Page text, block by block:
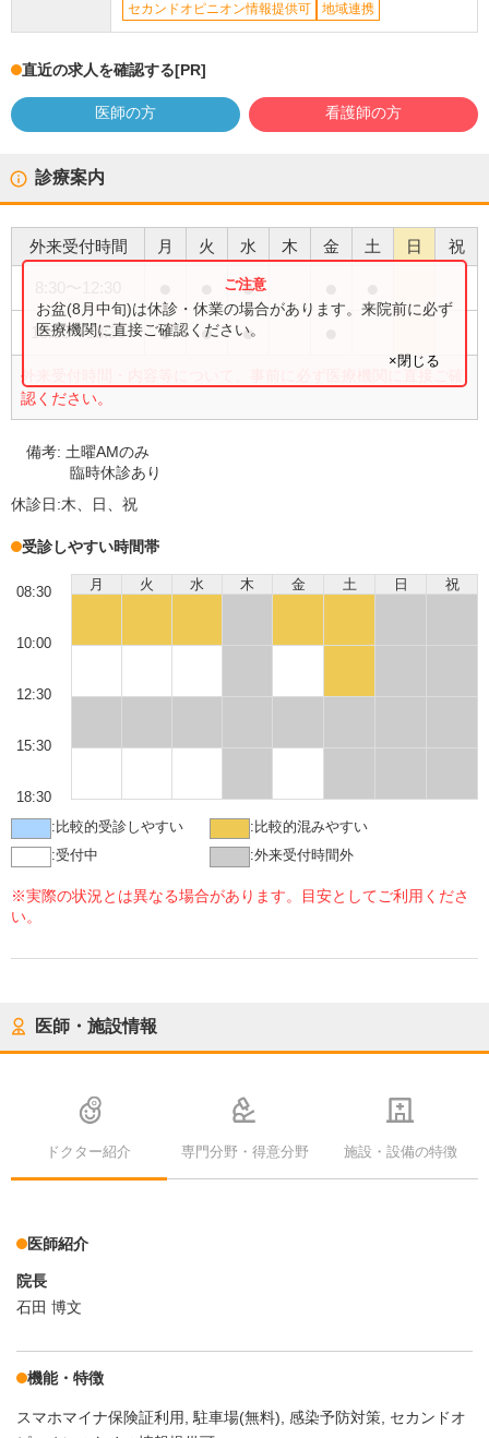
セカンドオピニオン情報提供可
地域連携
直近の求人を確認する[PR]
医師の方 看護師の方
診療案内
外来受付時間 月 火 水 木 金 土 日 祝
●
15:30〜18:30 ● ● ●
外来受付時間・内容等について、事前に必ず医療機関に直接ご確
認ください。
お盆(8月中旬)は休診・休業の場合があります。来院前に必ず
医療機関に直接ご確認ください。
×閉じる
備考: 土曜AMのみ
臨時休診あり
休診日:木、日、祝
受診しやすい時間帯
月 火 水 木 金 土 日 祝
08:30
10:00
12:30
15:30
18:30
: 比較的受診しやすい : 比較的混みやすい
:受付中 :外来受付時間外
※実際の状況とは異なる場合があります。目安としてご利用くださ
い。
医師・施設情報
ドクター紹介 専門分野・得意分野 施設・設備の特徴
医師紹介
院長
石田 博文
機能・特徴
スマホマイナ保険証利用 駐車場(無料) 感染予防対策 セカンドオ